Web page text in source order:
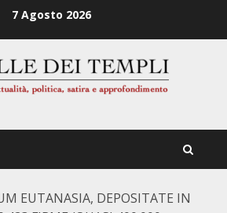
7 Agosto 2026
EUTANASIA, DEPOSITATE IN